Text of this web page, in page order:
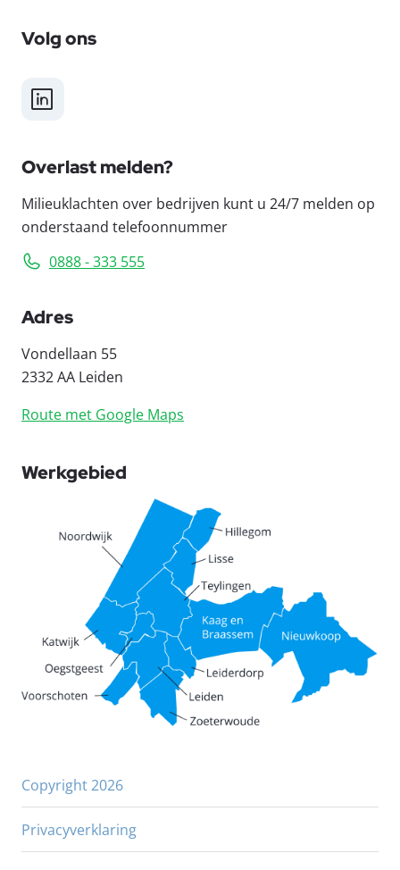
Volg ons
LinkedIn
Overlast melden?
Milieuklachten over bedrijven kunt u 24/7 melden op
onderstaand telefoonnummer
0888 - 333 555
Adres
Vondellaan 55
2332 AA Leiden
Route met Google Maps
Werkgebied
Copyright 2026
Privacyverklaring